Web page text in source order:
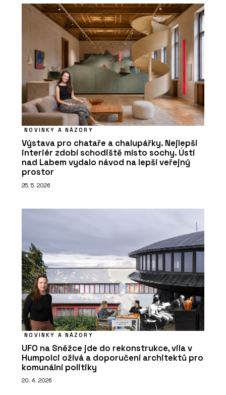
NOVINKY A NÁZORY
Výstava pro chataře a chalupářky. Nejlepší
interiér zdobí schodiště místo sochy. Ústí
nad Labem vydalo návod na lepší veřejný
prostor
25. 5. 2026
NOVINKY A NÁZORY
UFO na Sněžce jde do rekonstrukce, vila v
Humpolci ožívá a doporučení architektů pro
komunální politiky
20. 4. 2026